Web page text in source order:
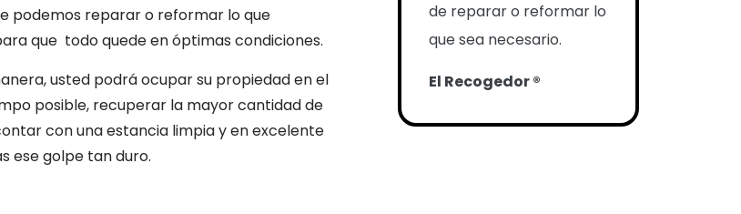
podemos reparar o reformar lo que
que todo quede en óptimas condiciones.
usted podrá ocupar su propiedad en el
posible, recuperar la mayor cantidad de
con una estancia limpia y en excelente
ese golpe tan duro.
de reparar o reformar lo
que sea necesario.
El Recogedor ®